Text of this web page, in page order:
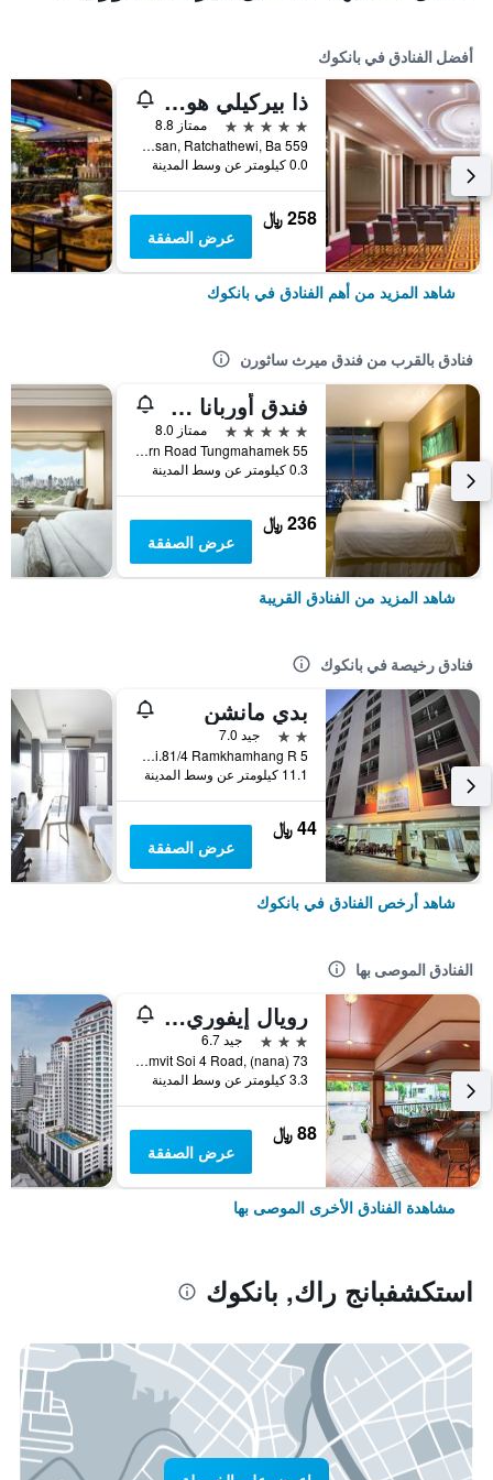
أفضل الفنادق في بانكوك
ذا بيركيلي هوتل براتونام
5 نجوم
ممتاز 8.8
559 Ratcharaprarop Rd., Makkasan, Ratchathewi, Ba, بانكوك, تايلاند
0.0 كيلومتر عن وسط المدينة
258 ﷼
عرض الصفقة
شاهد المزيد من أهم الفنادق في بانكوك
فنادق بالقرب من فندق ميرث ساثورن
فندق أوربانا ساثورن، بانكوك
5 نجوم
ممتاز 8.0
55 South Sathorn Road Tungmahamek, بانكوك, تايلاند
0.3 كيلومتر عن وسط المدينة
236 ﷼
عرض الصفقة
شاهد المزيد من الفنادق القريبة
فنادق رخيصة في بانكوك
بدي مانشن
2 نجمتين
جيد 7.0
5 Soi.81/4 Ramkhamhang R., بانكوك, تايلاند
11.1 كيلومتر عن وسط المدينة
44 ﷼
عرض الصفقة
شاهد أرخص الفنادق في بانكوك
الفنادق الموصى بها
رويال إيفوري سوكومفيت نانا
3 نجوم
جيد 6.7
73 Sukhumvit Soi 4 Road, (nana), بانكوك, تايلاند
3.3 كيلومتر عن وسط المدينة
88 ﷼
عرض الصفقة
مشاهدة الفنادق الأخرى الموصى بها
استكشفبانج راك, بانكوك